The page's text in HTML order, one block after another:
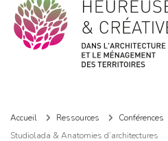
Frugalité dans l'architecture et le ménagement
Accueil Ressources Conférences
Studiolada & Anatomies d’architectures